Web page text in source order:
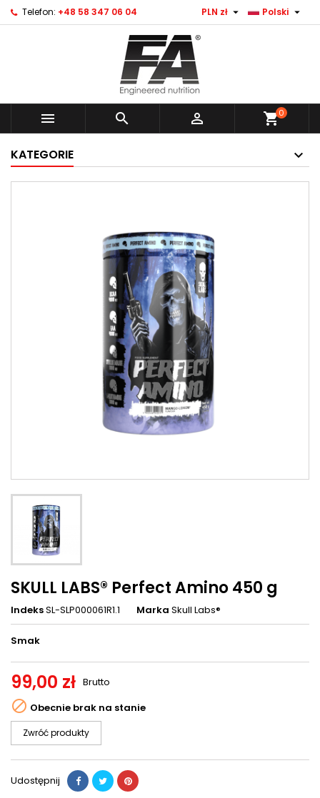
Telefon: +48 58 347 06 04 Polski 
PLN zł 
   shopping_cart0
KATEGORIE
SKULL LABS® Perfect Amino 450 g
IndeksSL-SLP000061R1.1 Marka Skull Labs®
Smak
99,00 zł Brutto
 Obecnie brak na stanie
Zwróć produkty
Udostępnij